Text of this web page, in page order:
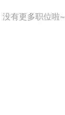
没有更多职位啦~